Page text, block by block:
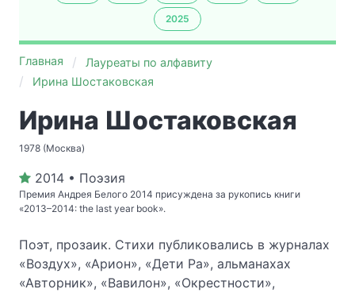
2025
Главная
Лауреаты по алфавиту
Ирина Шостаковская
Ирина Шостаковская
1978 (Москва)
2014 • Поэзия
Премия Андрея Белого 2014 присуждена за рукопись книги
«2013–2014: the last year book».
Поэт, прозаик. Стихи публиковались в журналах
«Воздух», «Арион», «Дети Ра», альманахах
«Авторник», «Вавилон», «Окрестности»,